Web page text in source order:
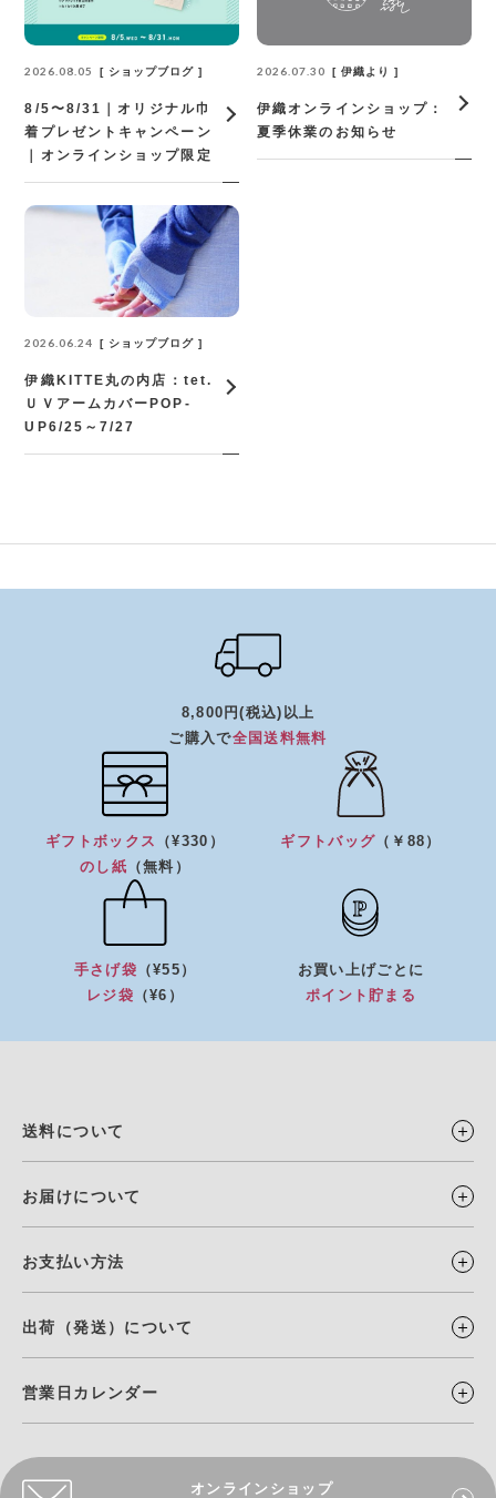
2026.08.05 ショップブログ
8/5〜8/31｜オリジナル巾
着プレゼントキャンペーン
｜オンラインショップ限定
2026.07.30 伊織より
伊織オンラインショップ：
夏季休業のお知らせ
2026.06.24 ショップブログ
伊織KITTE丸の内店：tet.
ＵＶアームカバーPOP‐
UP6/25～7/27
8,800円(税込)以上
ご購入で全国送料無料
ギフトボックス
（¥330）
のし紙 （無料）
ギフトバッグ （￥88）
手さげ袋 （¥55）
レジ袋 （¥6）
お買い上げごとに
ポイント貯まる
送料について
お届けについて
お支払い方法
出荷（発送）について
営業日カレンダー
オンラインショップ